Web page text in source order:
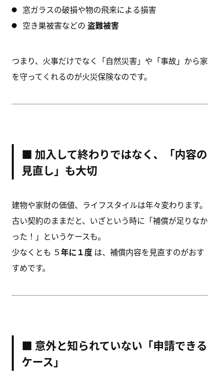
窓ガラスの破損や物の飛来による損害
空き巣被害などの 盗難被害
つまり、火事だけでなく「自然災害」や「事故」から家
を守ってくれるのが火災保険なのです。
■ 加入して終わりではなく、「内容の
見直し」も大切
建物や家財の価値、ライフスタイルは年々変わります。
古い契約のままだと、いざという時に「補償が足りなか
った！」というケースも。
少なくとも ５年に１度は、補償内容を見直すのがおす
すめです。
■ 意外と知られていない「申請できる
ケース」